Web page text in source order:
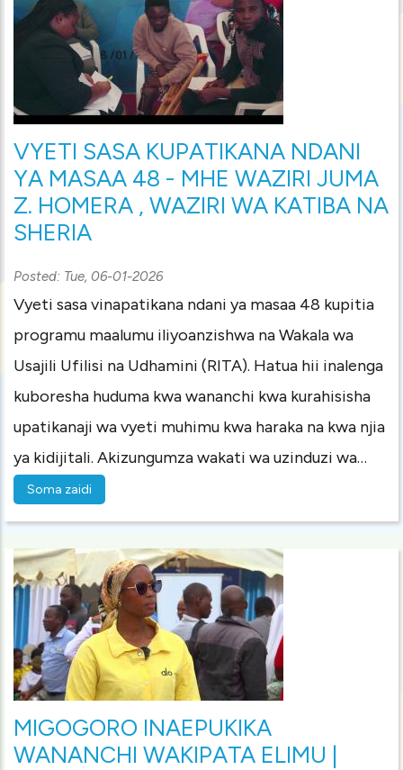
VYETI SASA KUPATIKANA NDANI
YA MASAA 48 - MHE WAZIRI JUMA
Z. HOMERA , WAZIRI WA KATIBA NA
SHERIA
Posted: Tue, 06-01-2026
Vyeti sasa vinapatikana ndani ya masaa 48 kupitia
programu maalumu iliyoanzishwa na Wakala wa
Usajili Ufilisi na Udhamini (RITA). Hatua hii inalenga
kuboresha huduma kwa wananchi kwa kurahisisha
upatikanaji wa vyeti muhimu kwa haraka na kwa njia
ya kidijitali. Akizungumza wakati wa uzinduzi wa…
Soma zaidi
MIGOGORO INAEPUKIKA
WANANCHI WAKIPATA ELIMU |